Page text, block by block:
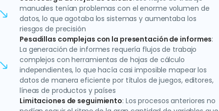
manuales tenían problemas con el enorme volumen de
datos, lo que agotaba los sistemas y aumentaba los
riesgos de precisión
Pesadillas complejas con la presentación de informes:
La generación de informes requería flujos de trabajo
complejos con herramientas de hojas de cálculo
independientes, lo que hacía casi imposible mapear los
datos de manera eficiente por títulos de juegos, editores,
líneas de productos y países
Limitaciones de seguimiento: Los procesos anteriores no